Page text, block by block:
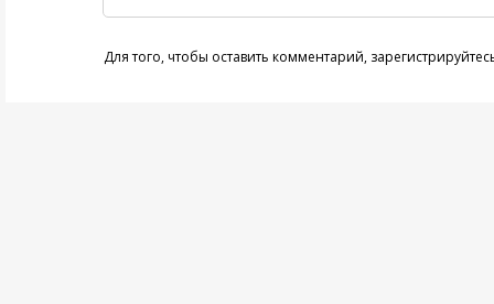
Для того, чтобы оставить комментарий,